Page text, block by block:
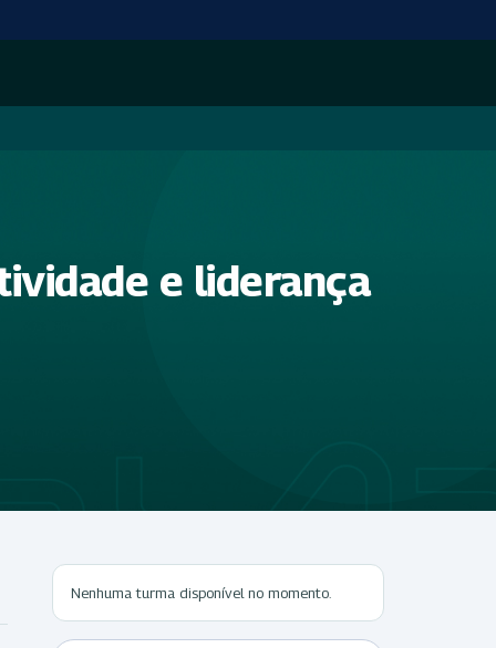
e liderança
Nenhuma turma disponível no momento.